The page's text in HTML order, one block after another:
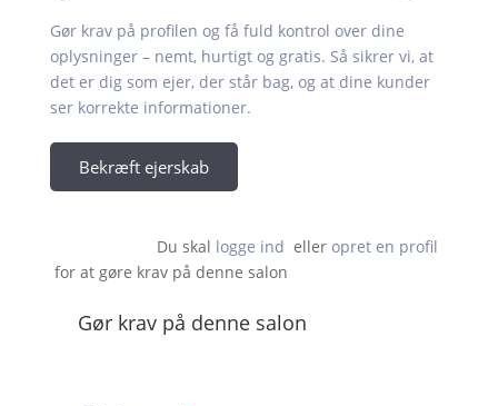
Gør krav på profilen og få fuld kontrol over dine
oplysninger – nemt, hurtigt og gratis. Så sikrer vi, at
det er dig som ejer, der står bag, og at dine kunder
ser korrekte informationer.
Bekræft ejerskab
Du skal logge ind eller opret en profil
for at gøre krav på denne salon
Gør krav på denne salon